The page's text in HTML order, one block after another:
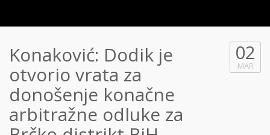
Konaković: Dodik je
otvorio vrata za
donošenje konačne
arbitražne odluke za
02
MAR